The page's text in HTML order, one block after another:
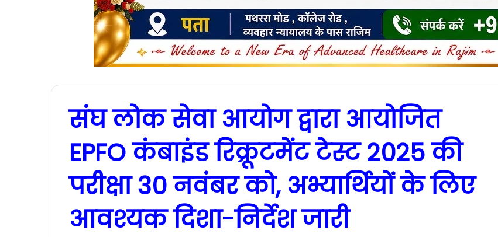
संघ लोक सेवा आयोग द्वारा आयोजित
EPFO कंबाइंड रिक्रूटमेंट टेस्ट 2025 की
परीक्षा 30 नवंबर को, अभ्यार्थियों के लिए
आवश्यक दिशा-निर्देश जारी